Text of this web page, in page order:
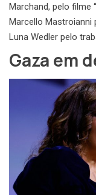
Marchand, pelo filme
Marcello Mastroianni
Luna Wedler pelo
Gaza em